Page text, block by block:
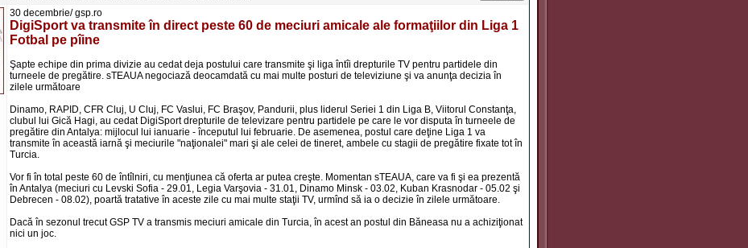
30 decembrie/ gsp.ro
DigiSport va transmite în direct peste 60 de meciuri amicale ale formaţiilor din Liga 1
Fotbal pe pîine
Şapte echipe din prima divizie au cedat deja postului care transmite şi liga întîi drepturile TV pentru partidele din
turneele de pregătire. sTEAUA negociază deocamdată cu mai multe posturi de televiziune şi va anunţa decizia în
zilele următoare
Dinamo, RAPID, CFR Cluj, U Cluj, FC Vaslui, FC Braşov, Pandurii, plus liderul Seriei 1 din Liga B, Viitorul Constanţa,
clubul lui Gică Hagi, au cedat DigiSport drepturile de televizare pentru partidele pe care le vor disputa în turneele de
pregătire din Antalya: mijlocul lui ianuarie - începutul lui februarie. De asemenea, postul care deţine Liga 1 va
transmite în această iarnă şi meciurile "naţionalei" mari şi ale celei de tineret, ambele cu stagii de pregătire fixate tot în
Turcia.
Vor fi în total peste 60 de întîlniri, cu menţiunea că oferta ar putea creşte. Momentan sTEAUA, care va fi şi ea prezentă
în Antalya (meciuri cu Levski Sofia - 29.01, Legia Varşovia - 31.01, Dinamo Minsk - 03.02, Kuban Krasnodar - 05.02 şi
Debrecen - 08.02), poartă tratative în aceste zile cu mai multe staţii TV, urmînd să ia o decizie în zilele următoare.
Dacă în sezonul trecut GSP TV a transmis meciuri amicale din Turcia, în acest an postul din Băneasa nu a achiziţionat
nici un joc.